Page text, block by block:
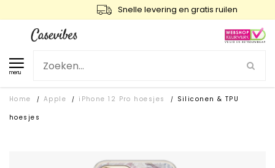
Snelle levering en gratis ruilen
menu
Home / Apple / iPhone 12 Pro hoesjes /
Siliconen & TPU
hoesjes